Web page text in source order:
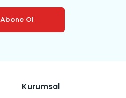
Abone Ol
Kurumsal